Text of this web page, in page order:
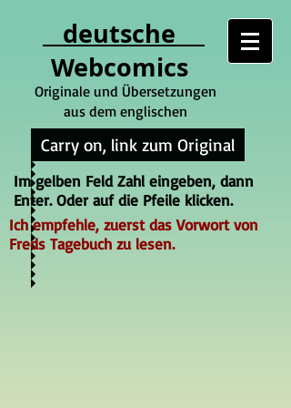
deutsche
Webcomics
Originale und Übersetzungen
aus dem englischen
Carry on, link zum Original
Im gelben Feld Zahl eingeben, dann
Enter. Oder auf die Pfeile klicken.
Ich empfehle, zuerst das Vorwort von
Freds Tagebuch zu lesen.